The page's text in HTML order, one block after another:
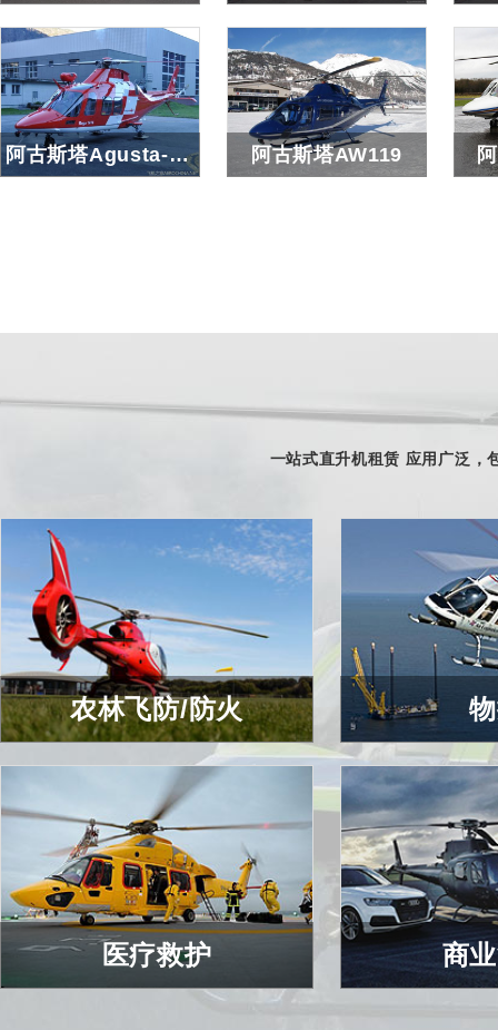
小松鼠AS350/EC130/AS355
查看详细
贝尔407
查看详细
阿古斯塔Agusta-AW109 阿古斯塔AW119
一站式直升机租赁 应用广泛，
农林飞防/防火
农林飞防/防火
查看详细 查
医疗救护 商